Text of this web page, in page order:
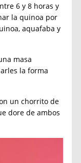
6 y 8 horas y
la quinoa por
aquafaba y
masa
la forma
un chorrito de
dore de ambos